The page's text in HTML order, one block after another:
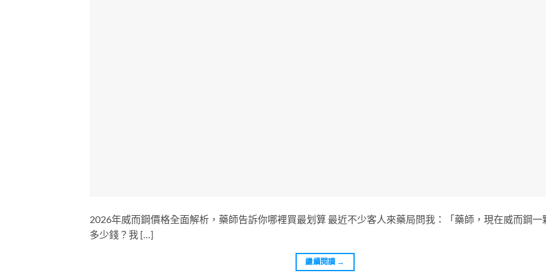
2026年威而鋼價格全面解析，藥師告訴你哪裡買最划算 最近不少客人來藥局問我：「藥師，現在威而鋼一
多少錢？我 […]
繼續閱讀 →